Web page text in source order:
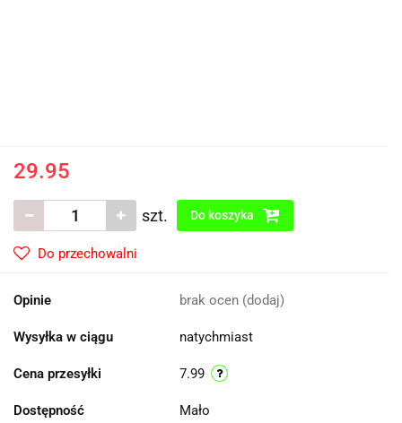
29.95
szt. Do koszyka
Do przechowalni
Opinie brak ocen (dodaj)
Wysyłka w ciągu natychmiast
Cena przesyłki 7.99
Dostępność Mało